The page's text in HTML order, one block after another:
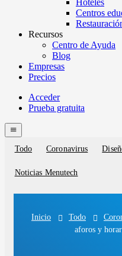
Hoteles
Centros
Recursos
Centro de Ayuda
Blog
Empresas
Precios
Menutech
navigation
Acceder
Prueba gratuita
menu
Blog
categories
Todo Coronavirus
Noticias Menutech
Inicio Todo
aforos y